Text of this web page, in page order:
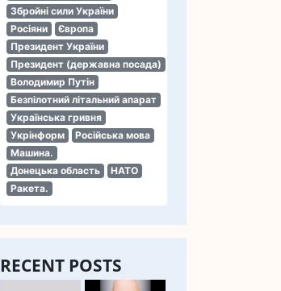
Збройні сили України
Росіяни
Європа
Президент України
Президент (державна посада)
Володимир Путін
Безпілотний літальний апарат
Українська гривня
Укрінформ
Російська мова
Машина.
Донецька область
НАТО
Ракета.
RECENT POSTS